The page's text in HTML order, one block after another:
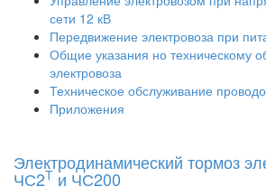
сети 12 кВ
Передвижение электровоза при
Общие указания но техническому
электровоза
Техническое обслуживание
Приложения
Электродинамический тормоз
ЧС2Т и ЧС200